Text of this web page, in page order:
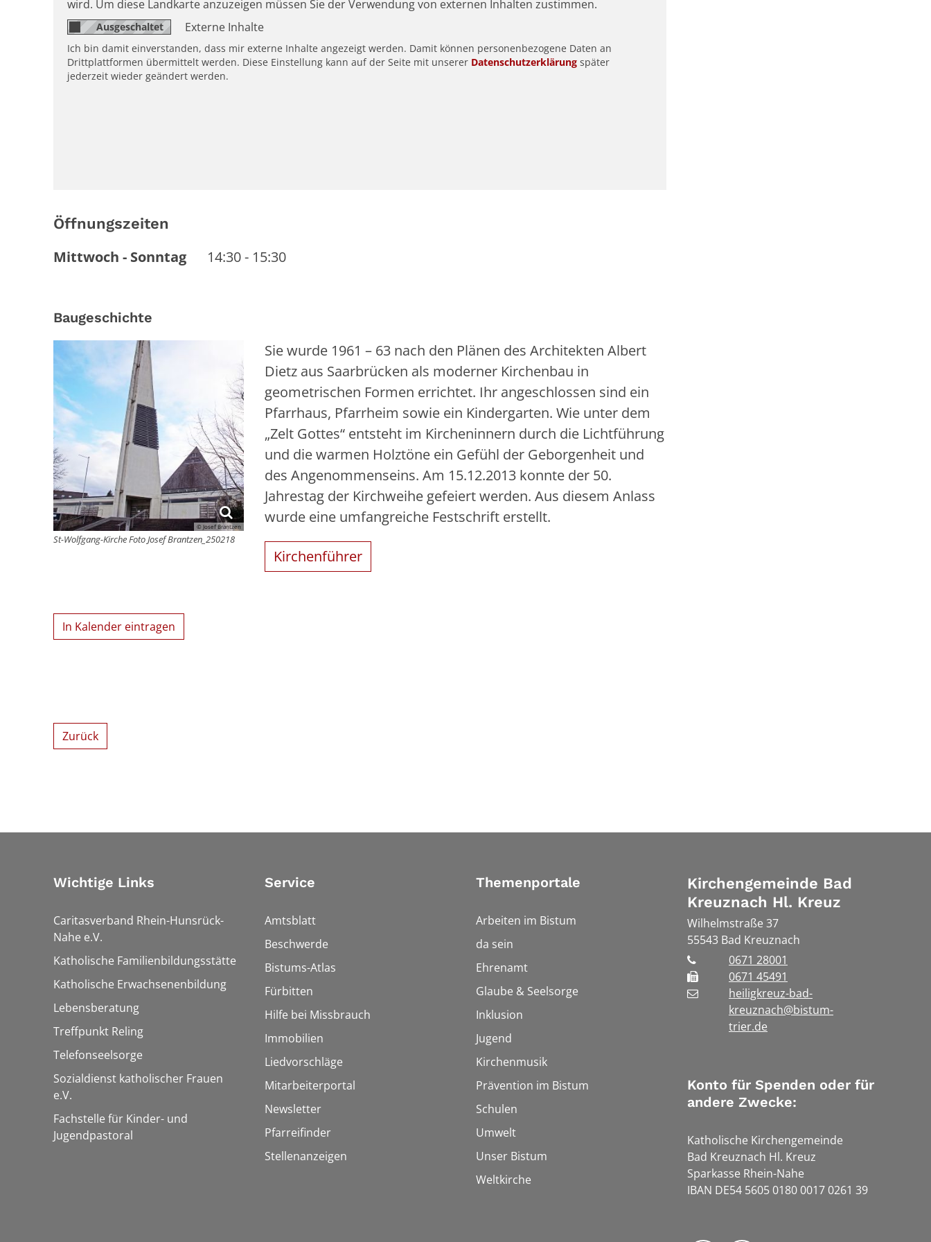
wird. Um diese Landkarte anzuzeigen müssen Sie der Verwendung von externen Inhalten zustimmen.
Externe Inhalte
Ich bin damit einverstanden, dass mir externe Inhalte angezeigt werden. Damit können personenbezogene Daten an
Drittplattformen übermittelt werden. Diese Einstellung kann auf der Seite mit unserer Datenschutzerklärung später
jederzeit wieder geändert werden.
Öffnungszeiten
Mittwoch - Sonntag 14:30- 15:30
Baugeschichte
© Josef Brantzen
St-Wolfgang-Kirche Foto Josef Brantzen_250218
Sie wurde 1961 – 63 nach den Plänen des Architekten Albert
Dietz aus Saarbrücken als moderner Kirchenbau in
geometrischen Formen errichtet. Ihr angeschlossen sind ein
Pfarrhaus, Pfarrheim sowie ein Kindergarten. Wie unter dem
„Zelt Gottes“ entsteht im Kircheninnern durch die Lichtführung
und die warmen Holztöne ein Gefühl der Geborgenheit und
des Angenommenseins. Am 15.12.2013 konnte der 50.
Jahrestag der Kirchweihe gefeiert werden. Aus diesem Anlass
wurde eine umfangreiche Festschrift erstellt.
Kirchenführer
In Kalender eintragen
Zurück
Wichtige Links
Caritasverband Rhein-Hunsrück-
Nahe e.V.
Katholische Familienbildungsstätte
Katholische Erwachsenenbildung
Lebensberatung
Treffpunkt Reling
Telefonseelsorge
Sozialdienst katholischer Frauen
e.V.
Fachstelle für Kinder- und
Jugendpastoral
Service
Amtsblatt
Beschwerde
Bistums-Atlas
Fürbitten
Hilfe bei Missbrauch
Immobilien
Liedvorschläge
Mitarbeiterportal
Newsletter
Pfarreifinder
Stellenanzeigen
Themenportale
Arbeiten im Bistum
da sein
Ehrenamt
Glaube & Seelsorge
Inklusion
Jugend
Kirchenmusik
Prävention im Bistum
Schulen
Umwelt
Unser Bistum
Weltkirche
Kirchengemeinde Bad
Kreuznach Hl. Kreuz
Wilhelmstraße 37
55543 Bad Kreuznach
0671 28001
0671 45491
heiligkreuz-bad-
kreuznach@bistum-
trier.de
Konto für Spenden oder für
andere Zwecke:
Katholische Kirchengemeinde
Bad Kreuznach Hl. Kreuz
Sparkasse Rhein-Nahe
IBAN DE54 5605 0180 0017 0261 39